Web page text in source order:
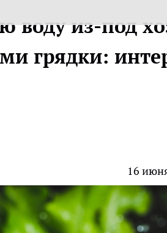
воду из-под
грядки:
16